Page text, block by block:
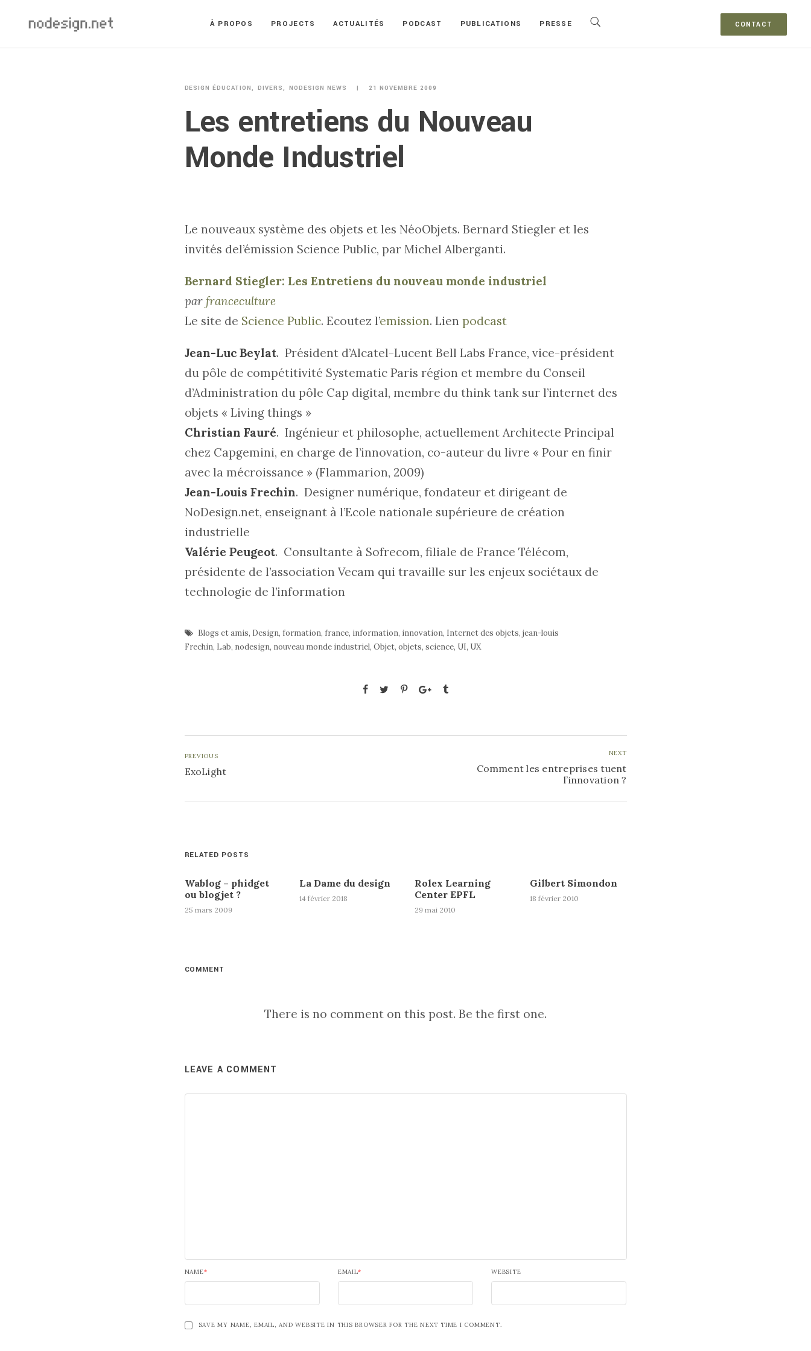
CONTACT
À PROPOS PROJECTS ACTUALITÉS PODCAST PUBLICATIONS PRESSE
DESIGN ÉDUCATION DIVERS NODESIGN NEWS 21 NOVEMBRE 2009
Les entretiens du Nouveau
Monde Industriel
Le nouveaux système des objets et les NéoObjets. Bernard Stiegler et les
invités del’émission Science Public, par Michel Alberganti.
Bernard Stiegler: Les Entretiens du nouveau monde industriel
par franceculture
Le site de Science Public. Ecoutez l’emission. Lien podcast
Jean-Luc Beylat. Président d’Alcatel-Lucent Bell Labs France, vice-président
du pôle de compétitivité Systematic Paris région et membre du Conseil
d’Administration du pôle Cap digital, membre du think tank sur l’internet des
objets « Living things »
Christian Fauré. Ingénieur et philosophe, actuellement Architecte Principal
chez Capgemini, en charge de l’innovation, co-auteur du livre « Pour en finir
avec la mécroissance » (Flammarion, 2009)
Jean-Louis Frechin. Designer numérique, fondateur et dirigeant de
NoDesign.net, enseignant à l’Ecole nationale supérieure de création
industrielle
Valérie Peugeot. Consultante à Sofrecom, filiale de France Télécom,
présidente de l’association Vecam qui travaille sur les enjeux sociétaux de
technologie de l’information
Blogs et amis, Design, formation, france, information, innovation, Internet des objets, jean-louis
Frechin, Lab, nodesign, nouveau monde industriel, Objet, objets, science, UI, UX
PREVIOUS
ExoLight
NEXT
Comment les entreprises tuent
l’innovation ?
RELATED POSTS
Wablog – phidget
ou blogjet ?
25 mars 2009
La Dame du design
14 février 2018
Rolex Learning
Center EPFL
29 mai 2010
Gilbert Simondon
18 février 2010
COMMENT
There is no comment on this post. Be the first one.
LEAVE A COMMENT
NAME* EMAIL* WEBSITE
SAVE MY NAME, EMAIL, AND WEBSITE IN THIS BROWSER FOR THE NEXT TIME I COMMENT.